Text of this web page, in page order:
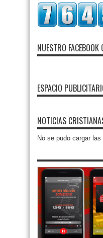
NUESTRO FACEBOOK
ESPACIO
NOTICIAS
No se pudo cargar